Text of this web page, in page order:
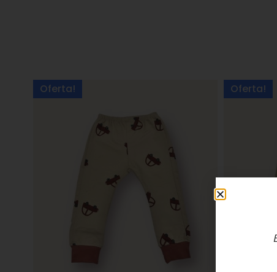
Oferta! Oferta!